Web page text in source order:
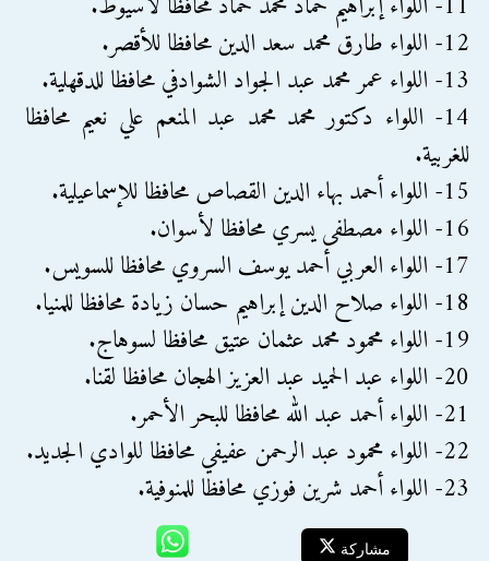
12- اللواء طارق محمد سعد الدين محافظا للأقصر.
13- اللواء عمر محمد عبد الجواد الشوادفي محافظا للدقهلية.
14- اللواء دكتور محمد محمد عبد المنعم علي نعيم محافظا
للغربية.
15- اللواء أحمد بهاء الدين القصاص محافظا للإسماعيلية.
16- اللواء مصطفى يسري محافظا لأسوان.
17- اللواء العربي أحمد يوسف السروي محافظا للسويس.
18- اللواء صلاح الدين إبراهيم حسان زيادة محافظا للمنيا.
19- اللواء محمود محمد عثمان عتيق محافظا لسوهاج.
20- اللواء عبد الحميد عبد العزيز الهجان محافظا لقنا.
21- اللواء أحمد عبد الله محافظا للبحر الأحمر.
22- اللواء محمود عبد الرحمن عفيفي محافظا للوادي الجديد.
23- اللواء أحمد شرين فوزي محافظا للمنوفية.
مشاركة